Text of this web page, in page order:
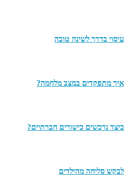
עיסוי בדרך לשינה טובה
איך מתפקדים במצב מלחמה?
כיצד נרכשים כישורים חברתיים?
לבקש סליחה מהילדים